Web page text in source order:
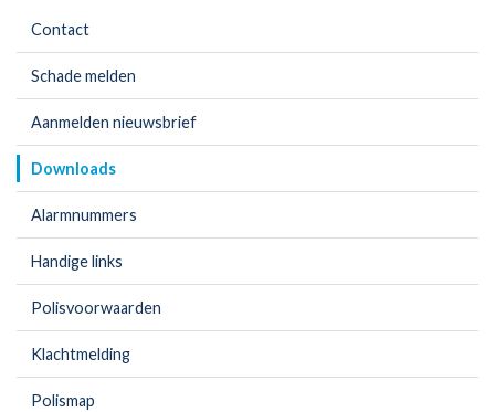
Contact
Schade melden
Aanmelden nieuwsbrief
Downloads
Alarmnummers
Handige links
Polisvoorwaarden
Klachtmelding
Polismap